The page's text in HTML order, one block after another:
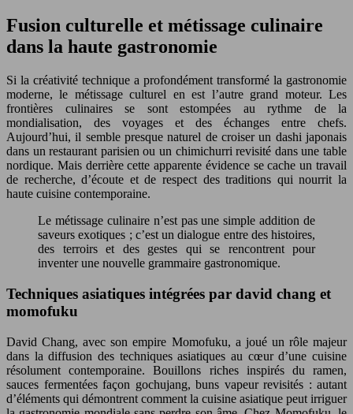
Fusion culturelle et métissage culinaire
dans la haute gastronomie
Si la créativité technique a profondément transformé la gastronomie
moderne, le métissage culturel en est l’autre grand moteur. Les
frontières culinaires se sont estompées au rythme de la
mondialisation, des voyages et des échanges entre chefs.
Aujourd’hui, il semble presque naturel de croiser un dashi japonais
dans un restaurant parisien ou un chimichurri revisité dans une table
nordique. Mais derrière cette apparente évidence se cache un travail
de recherche, d’écoute et de respect des traditions qui nourrit la
haute cuisine contemporaine.
Le métissage culinaire n’est pas une simple addition de
saveurs exotiques ; c’est un dialogue entre des histoires,
des terroirs et des gestes qui se rencontrent pour
inventer une nouvelle grammaire gastronomique.
Techniques asiatiques intégrées par david chang et
momofuku
David Chang, avec son empire Momofuku, a joué un rôle majeur
dans la diffusion des techniques asiatiques au cœur d’une cuisine
résolument contemporaine. Bouillons riches inspirés du ramen,
sauces fermentées façon gochujang, buns vapeur revisités : autant
d’éléments qui démontrent comment la cuisine asiatique peut irriguer